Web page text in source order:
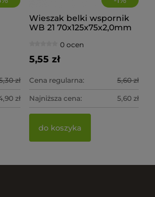
zł
zł
Wieszak belki wspornik
WB 21 70x125x75x2,0mm
0 ocen
5,55 zł
Cena regularna: 5,60 zł
Najniższa cena: 5,60 zł
do koszyka